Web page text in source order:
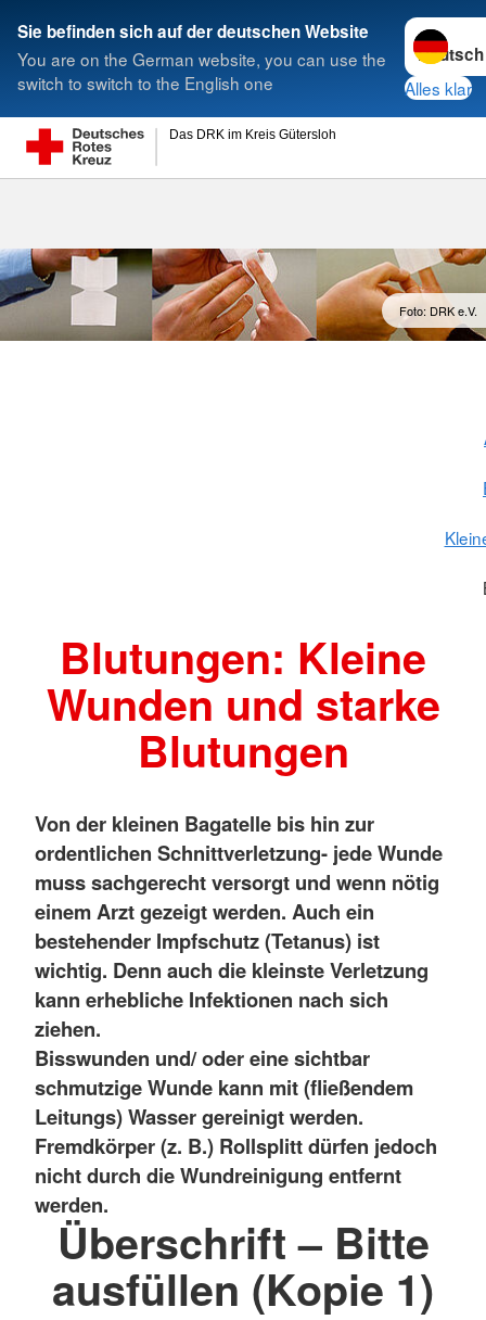
Sie befinden sich auf der deutschen Website
You are on the German website, you can use the
switch to switch to the English one
Sprache
Alles klar
Das DRK im Kreis Gütersloh
Suche
Foto: DRK e.V.
Blutungen: Kleine
Wunden und starke
Blutungen
Von der kleinen Bagatelle bis hin zur
ordentlichen Schnittverletzung- jede Wunde
muss sachgerecht versorgt und wenn nötig
einem Arzt gezeigt werden. Auch ein
bestehender Impfschutz (Tetanus) ist
wichtig. Denn auch die kleinste Verletzung
kann erhebliche Infektionen nach sich
ziehen.
Bisswunden und/ oder eine sichtbar
schmutzige Wunde kann mit (fließendem
Leitungs) Wasser gereinigt werden.
Fremdkörper (z. B.) Rollsplitt dürfen jedoch
nicht durch die Wundreinigung entfernt
werden.
Überschrift – Bitte
ausfüllen (Kopie 1)